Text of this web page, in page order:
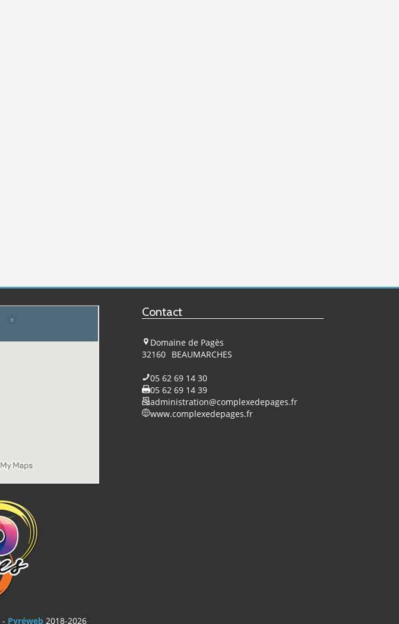
Contact
Domaine de Pagès
32160 BEAUMARCHES
05 62 69 14 30
05 62 69 14 39
administration@complexedepages.fr
www.complexedepages.fr
- Pyréweb2018-2026